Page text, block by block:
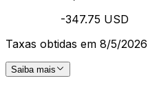
-347.75 USD
Taxas obtidas em 8/5/2026
Saiba mais